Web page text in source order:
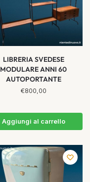
LIBRERIA SVEDESE
MODULARE ANNI 60
AUTOPORTANTE
€800,00
Aggiungi al carrello